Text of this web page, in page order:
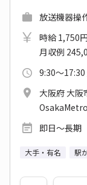
放送機器操
時給 1,750
月収例
9:30～
大阪府 大阪
即日～長期
大手・有名 駅